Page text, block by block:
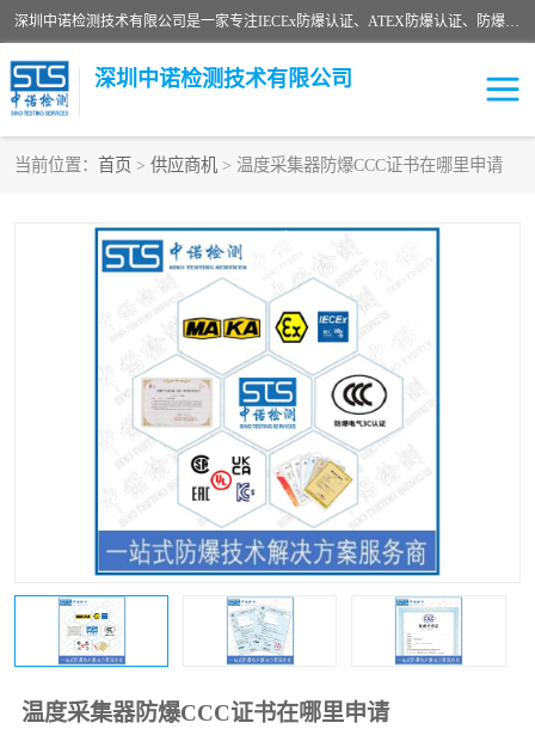
深圳中诺检测技术有限公司是一家专注IECEx防爆认证、ATEX防爆认证、防爆电气检测、防爆合格证、煤安认证等代理机构，可为客户提供从防爆设计、认证、现场检查、工程施工改造、培训等一站式服务。
深圳中诺检测技术有限公司
当前位置： 首页 > 供应商机 > 温度采集器防爆CCC证书在哪里申请
温度采集器防爆CCC证书在哪里申请
防爆3C认证 现场防爆检测
煤安矿安
IECEx防爆认证 防爆设计
防爆资质证书 各国防爆认证
SIL认证
防爆电气检测机构 防爆合格证代理机构
防爆认证代理机构 煤安认证机构